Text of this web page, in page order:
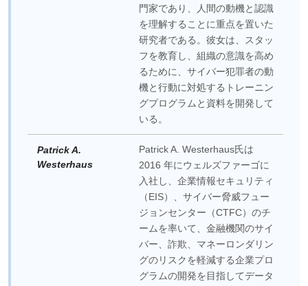
門家であり、人間の動機と認識
を理解することに重点を置いた
研究者である。彼女は、スタッ
フを教育し、組織の意識を高め
るために、サイバー犯罪者の動
機と行動に対処するトレーニン
グプログラムと資料を開発して
いる。
Patrick A.
Westerhaus
Patrick A. Westerhaus氏は
2016 年にウェルズファーゴに
入社し、企業情報セキュリティ
（EIS）、サイバー脅威フュー
ジョンセンター（CTFC）のチ
ームを率いて、金融機関のサイ
バー、詐欺、マネーロンダリン
グのリスクを軽減する企業プロ
グラムの開発を目指してデータ